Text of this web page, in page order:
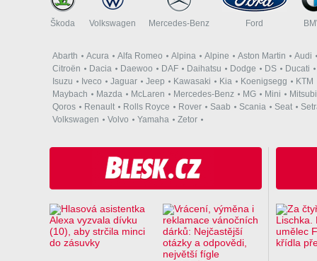
Škoda Volkswagen Mercedes-Benz Ford
Abarth Acura Alfa Romeo Alpina Alpine Aston Martin
Audi
Citroën
Dacia Daewoo DAF Daihatsu Dodge DS
Ducati
Isuzu
Iveco Jaguar Jeep Kawasaki Kia Koenigsegg
KTM
Maybach
Mazda McLaren Mercedes-Benz MG Mini
Qoros
Renault Rolls Royce Rover Saab Scania Seat
Volkswagen
Volvo Yamaha Zetor